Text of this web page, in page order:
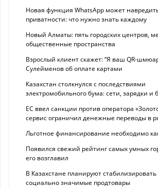
Новая функция WhatsApp может
приватности: что нужно знать каждому
Новый Алматы: пять городских центров,
общественные пространства
Взрослый клиент скажет: “Я ваш QR-
Сулейменов об оплате картами
Казахстан столкнулся с последствиями
электромобильного бума: сети, зарядки и
ЕС ввел санкции против оператора
сервис ограничил денежные переводы в
Льготное финансирование необходимо
Появился свежий рейтинг самых умных
его возглавил
В Казахстане планируют
социально значимые продтовары